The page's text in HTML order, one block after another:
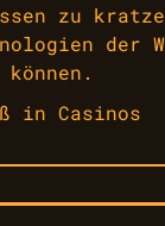
zu
der
in Casinos